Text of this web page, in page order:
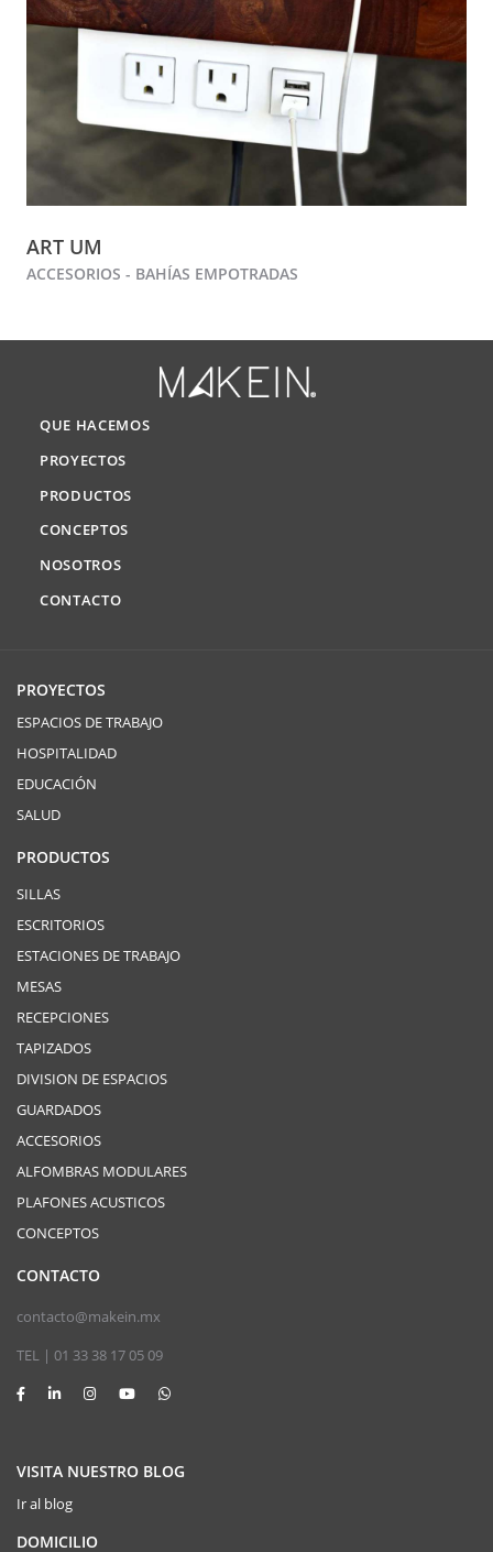
ART UM
ACCESORIOS - BAHÍAS EMPOTRADAS
QUE HACEMOS
PROYECTOS
PRODUCTOS
CONCEPTOS
NOSOTROS
CONTACTO
PROYECTOS
ESPACIOS DE TRABAJO
HOSPITALIDAD
EDUCACIÓN
SALUD
PRODUCTOS
SILLAS
ESCRITORIOS
ESTACIONES DE TRABAJO
MESAS
RECEPCIONES
TAPIZADOS
DIVISION DE ESPACIOS
GUARDADOS
ACCESORIOS
ALFOMBRAS MODULARES
PLAFONES ACUSTICOS
CONCEPTOS
CONTACTO
contacto@makein.mx
TEL | 01 33 38 17 05 09
VISITA NUESTRO BLOG
Ir al blog
DOMICILIO